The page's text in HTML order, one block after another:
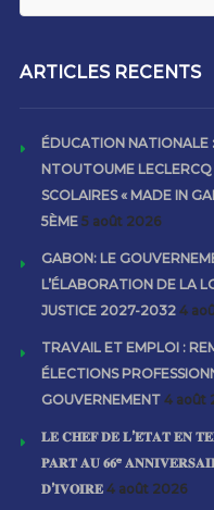
ARTICLES RECENTS
ÉDUCATION NATIONALE
NTOUTOUME
SCOLAIRES « MADE IN
5ÈME 5 août 2026
GABON: LE
L’ÉLABORATION DE LA
JUSTICE 2027-2032 4
TRAVAIL ET EMPLOI :
ÉLECTIONS
GOUVERNEMENT 4 août
𝐋𝐄 𝐂𝐇𝐄𝐅 𝐃𝐄 𝐋’𝐄́𝐓𝐀𝐓 𝐄𝐍
𝐏𝐀𝐑𝐓 𝐀𝐔 𝟔𝟔ᵉ
𝐃’𝐈𝐕𝐎𝐈𝐑𝐄 4 août 2026